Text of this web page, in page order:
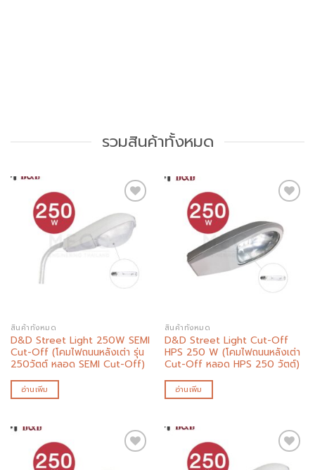
รวมสินค้าทั้งหมด
Add to
wishlist
สินค้าทั้งหมด
D&D Street Light 250W SEMI
Cut-Off (โคมไฟถนนหลังเต่า รุ่น
250วัตต์ หลอด SEMI Cut-Off)
อ่านเพิ่ม
Add to
wishlist
สินค้าทั้งหมด
D&D Street Light Cut-Off
HPS 250 W (โคมไฟถนนหลังเต่า
Cut-Off หลอด HPS 250 วัตต์)
อ่านเพิ่ม